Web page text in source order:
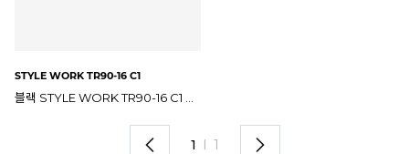
STYLE WORK TR90-16 C1
1 I 1